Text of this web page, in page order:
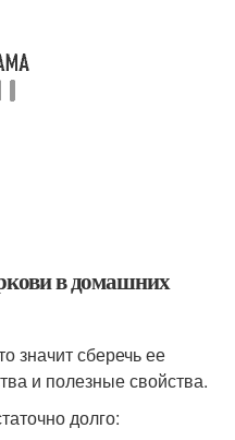
в домашних
значит сберечь ее
и полезные свойства.
долго: